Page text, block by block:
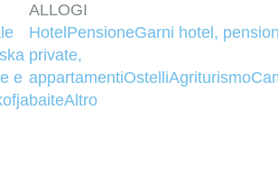
e
ALLOGI
Hotel PensioneGarni hotel,
private,
appartamentiOstelliAgriturismo
baiteAltro